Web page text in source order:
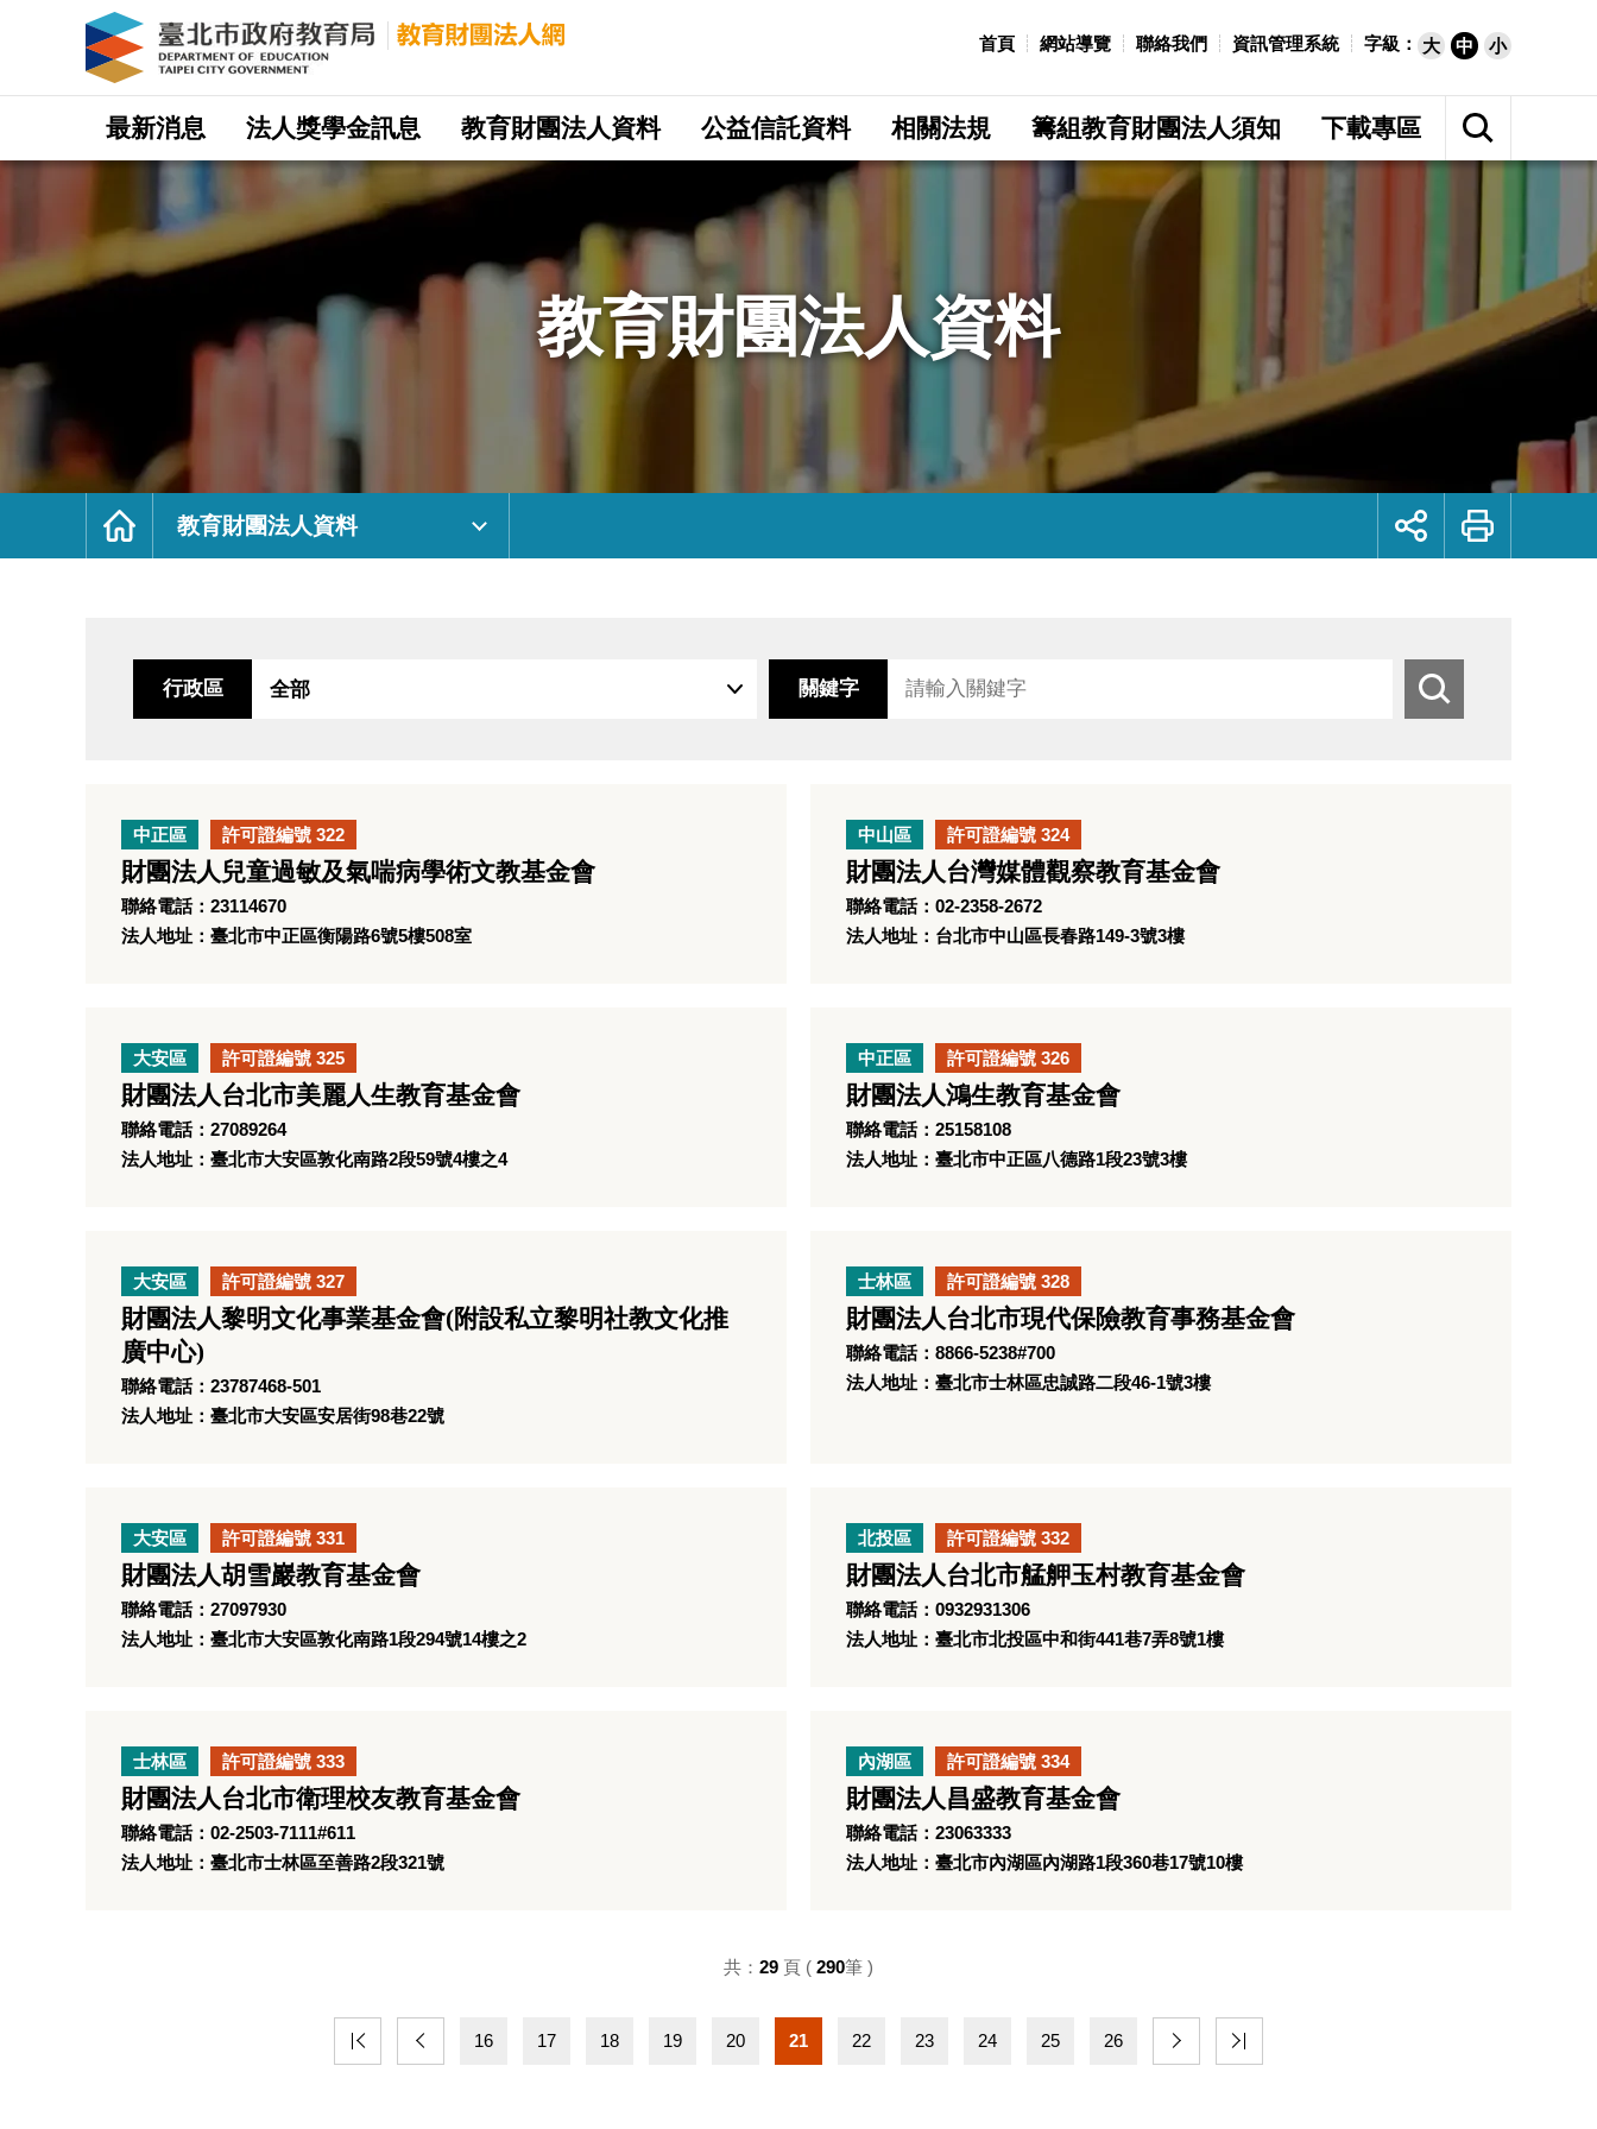
｜
府
首頁 網站導覽 聯絡我們 資訊管理系統 字級： 大 中 小
網
最新消息 法人獎學金訊息 教育財團法人資料 公益信託資料 相關法規 籌組教育財團法人須知 下載專區
展
開
網
站
尋
教育財團法人資料
首
教育財團法人資料
展
鈕
列
行政區 關鍵字
搜
尋
中正區 許可證編號 322
財團法人兒童過敏及氣喘病學術文教基金會
聯絡電話：23114670
法人地址：臺北市中正區衡陽路6號5樓508室
中山區 許可證編號 324
財團法人台灣媒體觀察教育基金會
聯絡電話：02-2358-2672
法人地址：台北市中山區長春路149-3號3樓
大安區 許可證編號 325
財團法人台北市美麗人生教育基金會
聯絡電話：27089264
法人地址：臺北市大安區敦化南路2段59號4樓之4
中正區 許可證編號 326
財團法人鴻生教育基金會
聯絡電話：25158108
法人地址：臺北市中正區八德路1段23號3樓
大安區 許可證編號 327
財團法人黎明文化事業基金會(附設私立黎明社教文化推
廣中心)
聯絡電話：23787468-501
法人地址：臺北市大安區安居街98巷22號
士林區 許可證編號 328
財團法人台北市現代保險教育事務基金會
聯絡電話：8866-5238#700
法人地址：臺北市士林區忠誠路二段46-1號3樓
大安區 許可證編號 331
財團法人胡雪巖教育基金會
聯絡電話：27097930
法人地址：臺北市大安區敦化南路1段294號14樓之2
北投區 許可證編號 332
財團法人台北市艋舺玉村教育基金會
聯絡電話：0932931306
法人地址：臺北市北投區中和街441巷7弄8號1樓
士林區 許可證編號 333
財團法人台北市衛理校友教育基金會
聯絡電話：02-2503-7111#611
法人地址：臺北市士林區至善路2段321號
內湖區 許可證編號 334
財團法人昌盛教育基金會
聯絡電話：23063333
法人地址：臺北市內湖區內湖路1段360巷17號10樓
16 17 18 19 20 21 22 23 24 25 26
共： 29 頁 ( 290筆 )